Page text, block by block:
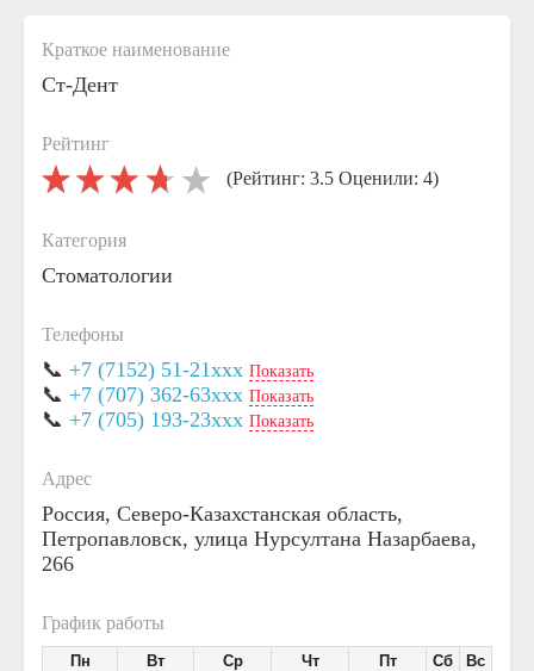
Краткое наименование
Ст-Дент
Рейтинг
(Рейтинг: 3.5 Оценили: 4)
Категория
Стоматологии
Телефоны
📞 +7 (7152) 51-21xxx Показать
📞 +7 (707) 362-63xxx Показать
📞 +7 (705) 193-23xxx Показать
Адрес
Россия, Северо-Казахстанская область,
Петропавловск, улица Нурсултана Назарбаева,
266
График работы
Пн Вт Ср Чт Пт Сб
Вс